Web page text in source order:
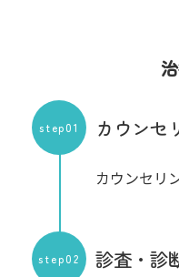
カウンセ
step01
カウンセリ
診査・診
step02